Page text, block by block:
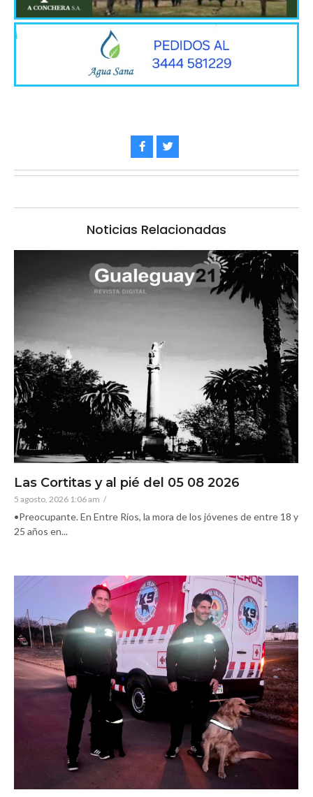
Noticias Relacionadas
Las Cortitas y al pié del 05 08 2026
5 agosto, 2026 1:06 am /
•Preocupante. En Entre Ríos, la mora de los jóvenes de entre 18 y
25 años en...